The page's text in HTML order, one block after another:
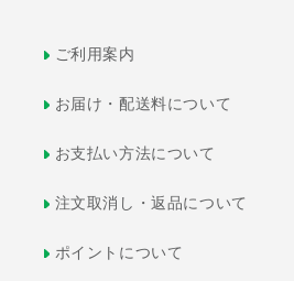
ご利用案内
お届け・配送料について
お支払い方法について
注文取消し・返品について
ポイントについて